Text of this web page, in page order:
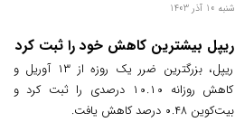
سطح آن در بیش از سه سال اخیر است.
شنبه 10 آذر 1403
ریپل بیشترین کاهش خود را ثبت کرد
ریپل، بزرگترین ضرر یک روزه از ۱۳ آوریل و
کاهش روزانه ۱۰.۱۰ درصدی را ثبت کرد و
بیت‌کوین ۰.۴۸ درصد کاهش یافت.